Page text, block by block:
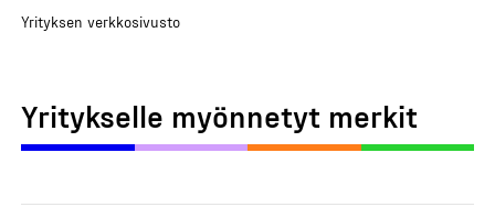
Yrityksen verkkosivusto
Yritykselle myönnetyt merkit